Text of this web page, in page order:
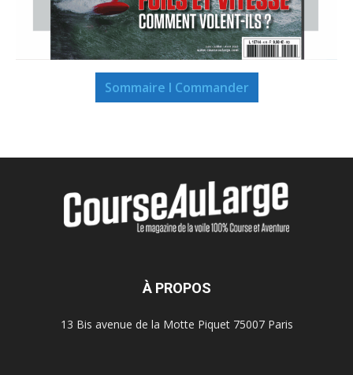
Sommaire I Commander
À PROPOS
13 Bis avenue de la Motte Piquet 75007 Paris